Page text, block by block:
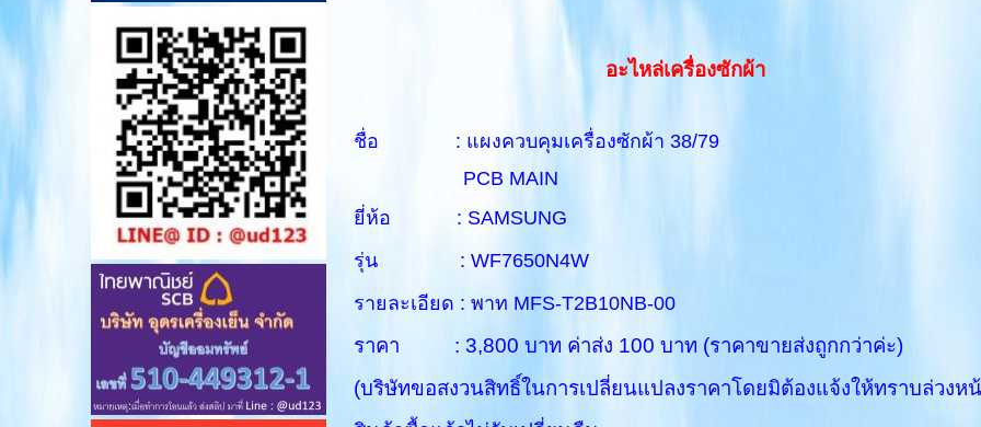
อะไหล่เครื่องซักผ้า
ชื่อ : แผงควบคุมเครื่องซักผ้า 38/79
PCB MAIN
ยี่ห้อ : SAMSUNG
รุ่น : WF7650N4W
รายละเอียด : พาท MFS-T2B10NB-00
ราคา : 3,800 บาท ค่าส่ง 100 บาท (ราคาขายส่งถูกกว่าค่ะ)
(บริษัทขอสงวนสิทธิ์ในการเปลี่ยนแปลงราคาโดยมิต้องแจ้งให้ทราบล่วงห